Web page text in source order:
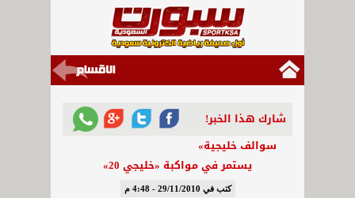
شارك هذا الخبر!
سوالف خليجية»
يستمر في مواكبة «خليجي 20»
كتب في 29/11/2010 - 4:48 م